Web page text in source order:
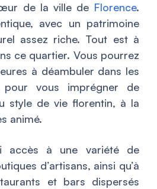
de la ville de Florence.
avec un patrimoine
assez riche. Tout est à
ce quartier. Vous pourrez
à déambuler dans les
vous imprégner de
style de vie florentin, à la
animé.
accès à une variété de
d’artisans, ainsi qu’à
et bars dispersés